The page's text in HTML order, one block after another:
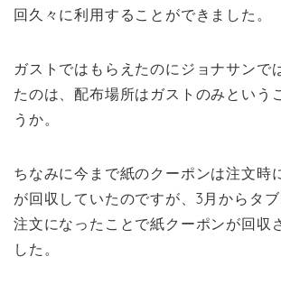
回久々に利用することができました。
ガストではもらえたのにジョナサンで
たのは、配布場所はガストのみという
うか。
ちなみに今まで紙のクーポンは注文時
が回収していたのですが、3月からタ
注文になったことで紙クーポンが回収
した。